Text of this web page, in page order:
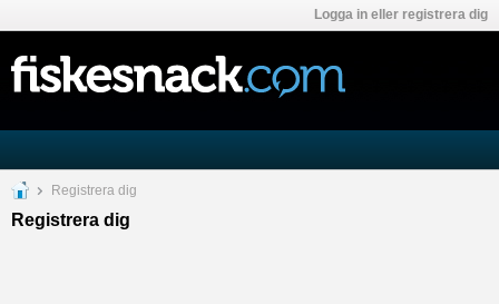
Logga in eller registrera dig
Registrera dig
Registrera dig